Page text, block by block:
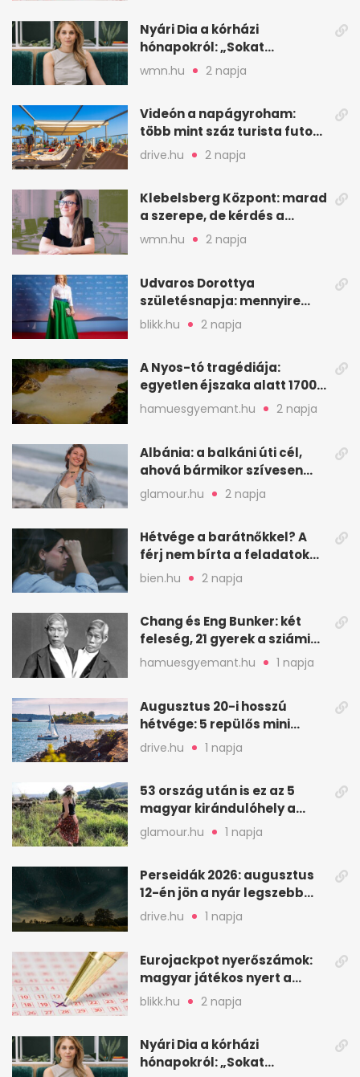
Nyári Dia a kórházi
hónapokról: „Sokat
veszekedtem Istennel”
wmn.hu 2 napja
Videón a napágyroham:
több mint száz turista futott
a helyekért Tenerifén
drive.hu 2 napja
Klebelsberg Központ: marad
a szerepe, de kérdés a
hitelessége
wmn.hu 2 napja
Udvaros Dorottya
születésnapja: mennyire
ismered a filmszerepeit?
blikk.hu 2 napja
A Nyos-tó tragédiája:
egyetlen éjszaka alatt 1700
ember halt meg
hamuesgyemant.hu 2 napja
Albánia: a balkáni úti cél,
ahová bármikor szívesen
visszamennék
glamour.hu 2 napja
Hétvége a barátnőkkel? A
férj nem bírta a feladatokat,
a feleség levegőt kér
bien.hu 2 napja
Chang és Eng Bunker: két
feleség, 21 gyerek a sziámi
ikrek életében
hamuesgyemant.hu 1 napja
Augusztus 20-i hosszú
hétvége: 5 repülős mini
nyaralás 0 szabadsággal
drive.hu 1 napja
53 ország után is ez az 5
magyar kirándulóhely a
kedvencem
glamour.hu 1 napja
Perseidák 2026: augusztus
12-én jön a nyár legszebb
csillaghullása
drive.hu 1 napja
Eurojackpot nyerőszámok:
magyar játékos nyert a
2026. augusztus 4-i húzáson
blikk.hu 2 napja
Nyári Dia a kórházi
hónapokról: „Sokat